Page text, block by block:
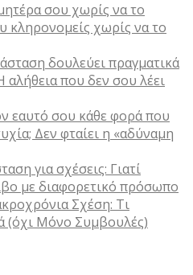
σου χωρίς να το
κληρονομείς χωρίς να το
δουλεύει πραγματικά
αλήθεια που δεν σου λέει
εαυτό σου κάθε φορά που
Δεν φταίει η «αδύναμη
για σχέσεις: Γιατί
με διαφορετικό πρόσωπο
Σχέση: Τι
(όχι Μόνο Συμβουλές)